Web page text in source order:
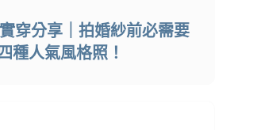
穿分享｜拍婚紗前必需要
種人氣風格照！